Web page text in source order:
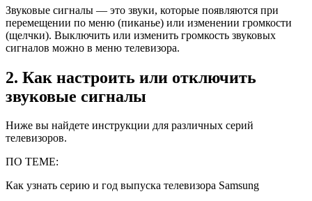
Звуковые сигналы — это звуки, которые появляются при
перемещении по меню (пиканье) или изменении громкости
(щелчки). Выключить или изменить громкость звуковых
сигналов можно в меню телевизора.
2. Как настроить или отключить
звуковые сигналы
Ниже вы найдете инструкции для различных серий
телевизоров.
ПО ТЕМЕ:
Как узнать серию и год выпуска телевизора Samsung